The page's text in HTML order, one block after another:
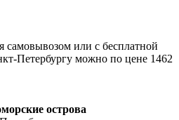
самовывозом или с бесплатной
Петербургу можно по цене 1462
острова